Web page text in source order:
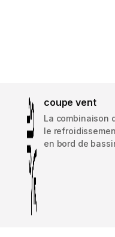
coupe vent
La combinaison
le
en bord de